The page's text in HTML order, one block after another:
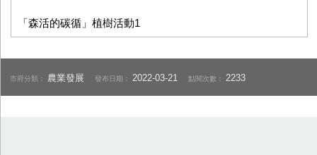
「森活的碳循」植樹活動1
市府分類： 農業發展 發布日期：2022-03-21 點閱次數：2233